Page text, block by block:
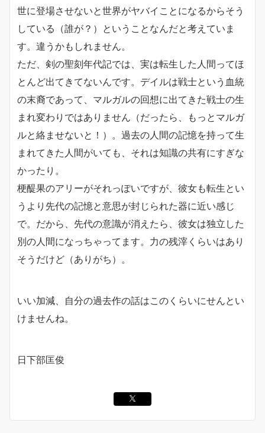
世に登場させないと世界がヤバイことになるからそう
している（誰が？）ということなんだと考えていま
す。違うかもしれません。
ただ、剣の聖刻年代記では、実は転生した人間ってほ
とんど出てきてないんです。デイルは戦士という血統
の末裔であって、マルガルの回想に出てきた戦士の生
まれ変わりではありません（だったら、もっとマルガ
ルと絡ませないと！）。過去の人間の記憶を持って生
まれてきた人間がいても、それは知識の共有にすぎな
かったり。
梗醍果のアリーがそれっぽいですが、彼女も転生とい
うより先代の記憶と意思が封じられた器に近い感じ
で。だから、先代の意識が消えたら、彼女は独立した
別の人間になっちゃってます。力の残滓くらいはあり
そうだけど（ありがち）。
いい加減、自分の過去作の話はこのくらいにせんとい
けませんね。
日下部匡俊